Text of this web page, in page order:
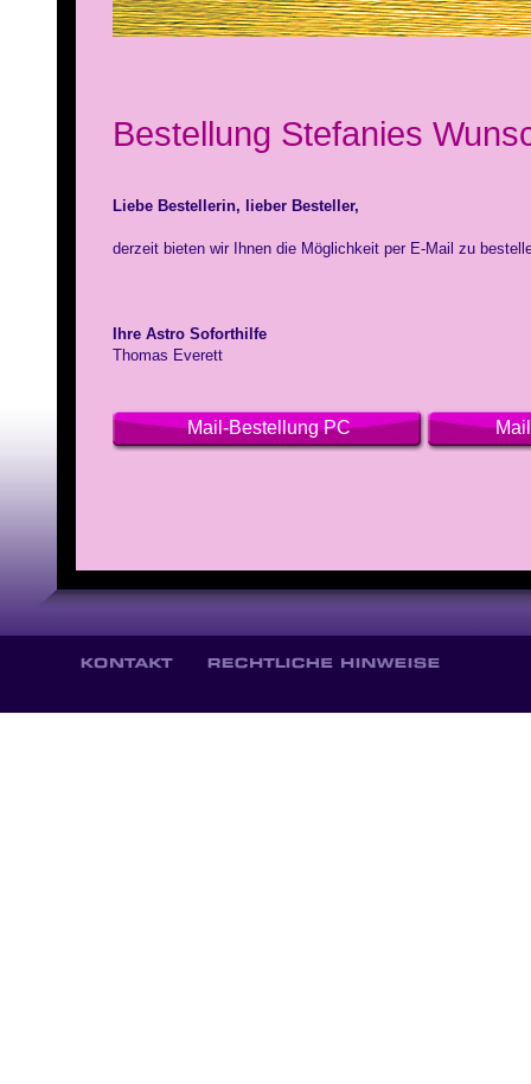
Bestellung Stefanies
Liebe Bestellerin, lieber Besteller,
derzeit bieten wir Ihnen die Möglichkeit per E-Mail zu
Ihre Astro Soforthilfe
Thomas Everett
Mail-Bestellung PC